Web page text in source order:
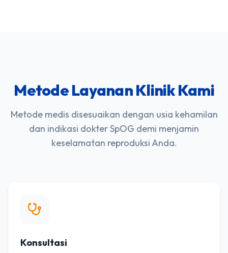
Metode Layanan Klinik Kami
Metode medis disesuaikan dengan usia kehamilan
dan indikasi dokter SpOG demi menjamin
keselamatan reproduksi Anda.
Konsultasi